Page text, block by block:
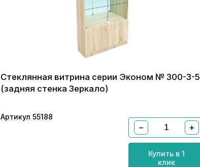
Стеклянная витрина серии Эконом № 300-3-5
(задняя стенка Зеркало)
Артикул 55188
− +
Купить в 1
клик